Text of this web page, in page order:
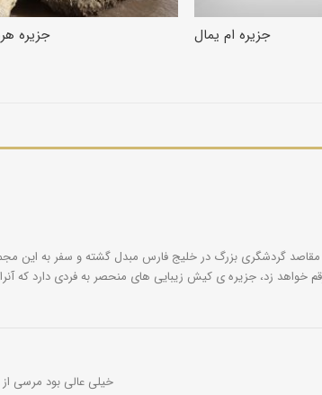
جزیره جزیره ام یمال
گردشگری بزرگ در خلیج فارس مبدل گشته و سفر به این
خواهد زد، جزیره ی کیش زیبایی های منحصر به فردی دارد که
خیلی عالی بود مرسی از